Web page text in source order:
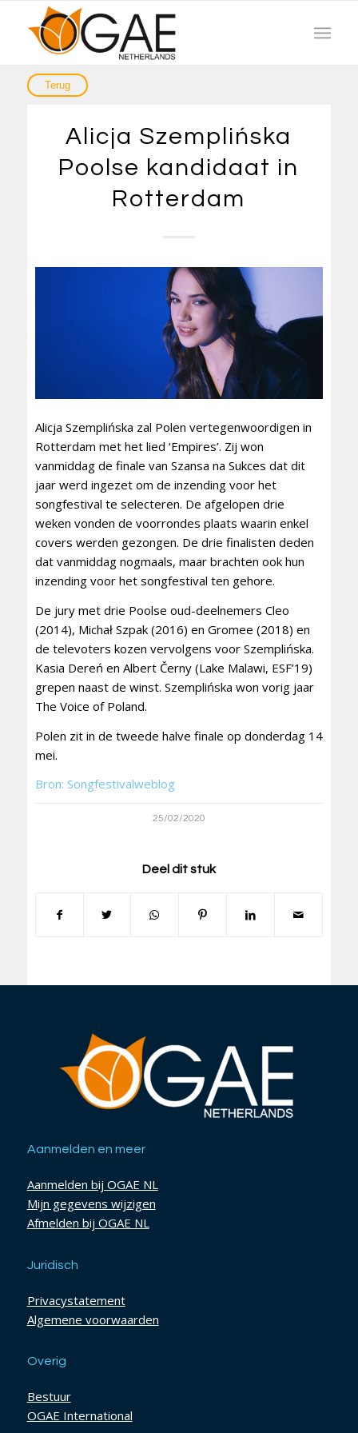
Alicja Szemplińska
Poolse kandidaat in
Rotterdam
Alicja Szemplińska zal Polen vertegenwoordigen in
Rotterdam met het lied ‘Empires’. Zij won
vanmiddag de finale van Szansa na Sukces dat dit
jaar werd ingezet om de inzending voor het
songfestival te selecteren. De afgelopen drie
weken vonden de voorrondes plaats waarin enkel
covers werden gezongen. De drie finalisten deden
dat vanmiddag nogmaals, maar brachten ook hun
inzending voor het songfestival ten gehore.
De jury met drie Poolse oud-deelnemers Cleo
(2014), Michał Szpak (2016) en Gromee (2018) en
de televoters kozen vervolgens voor Szemplińska.
Kasia Dereń en Albert Černy (Lake Malawi, ESF’19)
grepen naast de winst. Szemplińska won vorig jaar
The Voice of Poland.
Polen zit in de tweede halve finale op donderdag 14
mei.
Bron: Songfestivalweblog
25/02/2020
Deel dit stuk
Aanmelden en meer
Aanmelden bij OGAE NL
Mijn gegevens wijzigen
Afmelden bij OGAE NL
Juridisch
Privacystatement
Algemene voorwaarden
Overig
Bestuur
OGAE International